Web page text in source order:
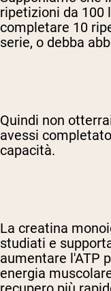
ripetizioni da 100
completare 10
serie, o debba
Quindi non
avessi
capacità.
La creatina
studiati e
aumentare l'ATP
energia